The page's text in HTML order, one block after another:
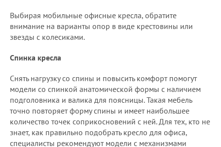
Выбирая мобильные офисные кресла, обратите
внимание на варианты опор в виде крестовины или
звезды с колесиками.
Спинка кресла
Снять нагрузку со спины и повысить комфорт помогут
модели со спинкой анатомической формы с наличием
подголовника и валика для поясницы. Такая мебель
точно повторяет форму спины и имеет наибольшее
количество точек соприкосновений с ней. Для тех, кто не
знает, как правильно подобрать кресло для офиса,
специалисты рекомендуют модели с механизмами